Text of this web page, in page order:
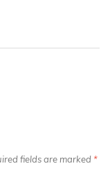
fields are marked *